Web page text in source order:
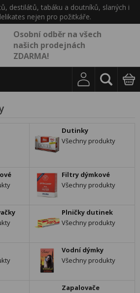
destilátů, tabáku a doutníků, slaných i
nejen pro požitkáře.
Osobní odběr na všech
našich prodejnách
ZDARMA!
Dutinky
Všechny produkty
Filtry dýmkové
Všechny produkty
Plničky dutinek
Všechny produkty
Vodní dýmky
Všechny produkty
Zapalovače